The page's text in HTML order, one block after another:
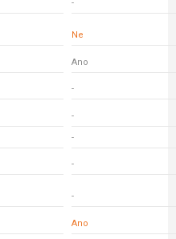
-
Ne
Ano
-
-
-
-
-
Ano